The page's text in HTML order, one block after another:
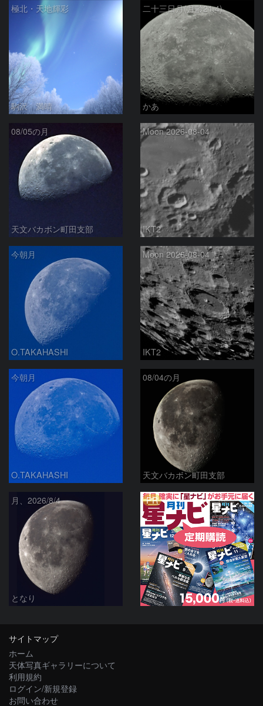
極北・天地輝彩
駒沢 満晴
二十三日月(月齢21.4)
かあ
08/05の月
天文バカボン町田支部
Moon 2026-08-04
IKT2
今朝月
O.TAKAHASHI
Moon 2026-08-04
IKT2
今朝月
O.TAKAHASHI
08/04の月
天文バカボン町田支部
月、2026/8/4
となり
PR
サイトマップ
ホーム
天体写真ギャラリーについて
利用規約
ログイン/新規登録
お問い合わせ